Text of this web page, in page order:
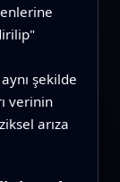
şekilde
verinin
arıza